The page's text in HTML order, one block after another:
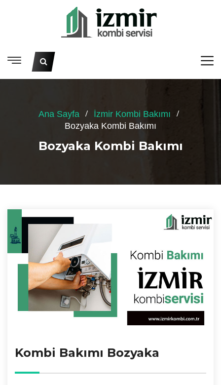
Ana Sayfa
İzmir Kombi Bakımı
Bozyaka Kombi Bakımı
Bozyaka Kombi Bakımı
Kombi Bakımı Bozyaka